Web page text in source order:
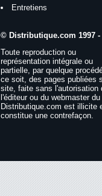
Entretiens
© Distributique.com 1997 -
Toute reproduction ou
représentation intégrale ou
partielle, par quelque
ce soit, des pages publiées
site, faite sans l'autorisation
l'éditeur ou du webmaster
Distributique.com est illicite
constitue une contrefaçon.